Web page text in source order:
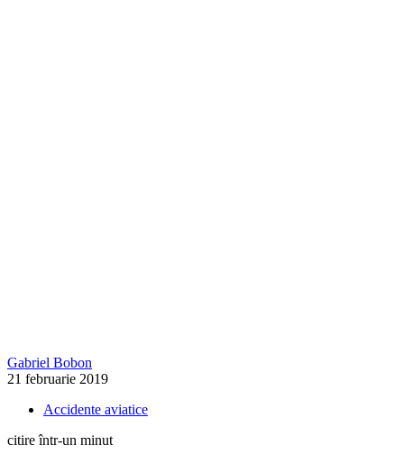
Gabriel Bobon
21 februarie 2019
Accidente aviatice
citire într-un minut